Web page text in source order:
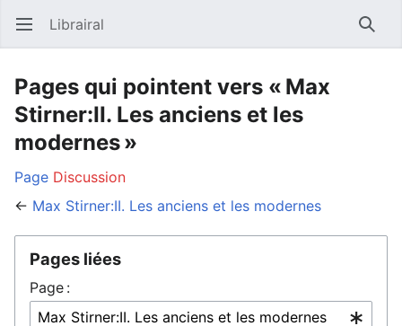
Ouvrir le menu principal Librairal
Pages qui pointent vers « Max
Stirner:II. Les anciens et les
modernes »
Page Discussion
← Max Stirner:II. Les anciens et les modernes
Pages liées
Page :